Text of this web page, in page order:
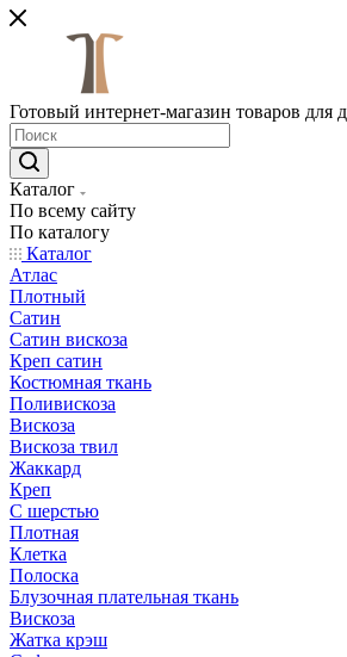
Готовый интернет-магазин товаров для
Каталог
По всему сайту
По каталогу
Каталог
Атлас
Плотный
Сатин
Сатин вискоза
Креп сатин
Костюмная ткань
Поливискоза
Вискоза
Вискоза твил
Жаккард
Креп
С шерстью
Плотная
Клетка
Полоска
Блузочная плательная ткань
Вискоза
Жатка крэш